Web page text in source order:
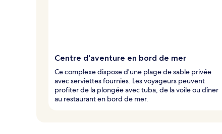
Centre d'aventure en bord de mer
Ce complexe dispose d'une plage de sable privée
avec serviettes fournies. Les voyageurs peuvent
profiter de la plongée avec tuba, de la voile ou dîner
au restaurant en bord de mer.